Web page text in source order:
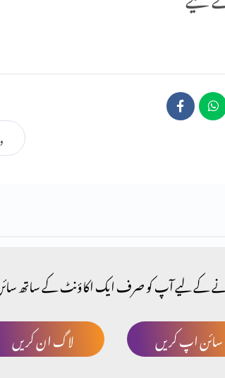
کے لیے آپ کو صرف ایک اکاؤنٹ کے ساتھ
لاگ ان کریں
سائن اپ کریں